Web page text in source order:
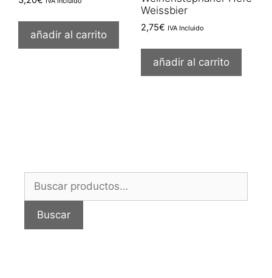
añadir al carrito
Weissbier
2,75€ IVA Incluido
añadir al carrito
Buscar
Buscar